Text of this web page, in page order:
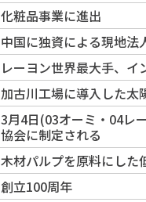
化粧品事業に進出
中国に独資による現地法
レーヨン世界最大手、
加古川工場に導入した太
3月4日(03オーミ・04レ
協会に制定される
木材パルプを原料にした
創立100周年